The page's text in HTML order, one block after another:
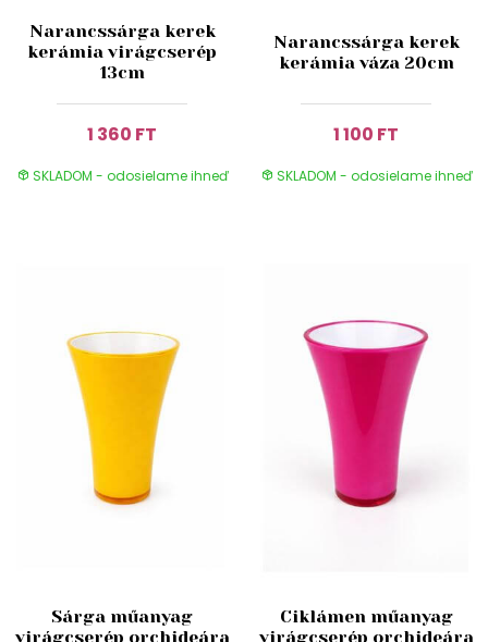
Narancssárga kerek
kerámia virágcserép
13cm
1 360 FT
SKLADOM - odosielame ihneď
Narancssárga kerek
kerámia váza 20cm
1 100 FT
SKLADOM - odosielame ihneď
Sárga műanyag
virágcserép orchideára
Ciklámen műanyag
virágcserép orchideára